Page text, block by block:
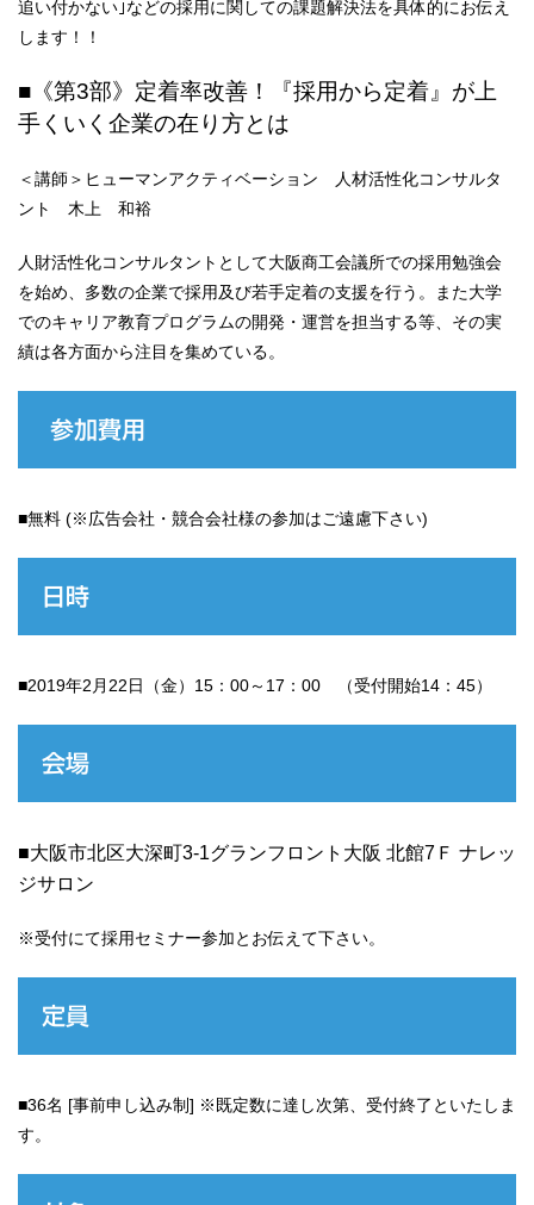
追い付かない｣などの採用に関しての課題解決法を具体的にお伝え
します！！
■《第3部》定着率改善！『採用から定着』が上
手くいく企業の在り方とは
＜講師＞ヒューマンアクティベーション 人材活性化コンサルタ
ント 木上 和裕
人財活性化コンサルタントとして大阪商工会議所での採用勉強会
を始め、多数の企業で採用及び若手定着の支援を行う。また大学
でのキャリア教育プログラムの開発・運営を担当する等、その実
績は各方面から注目を集めている。
参加費用
■無料 (※広告会社・競合会社様の参加はご遠慮下さい)
日時
■2019年2月22日（金）15：00～17：00 （受付開始14：45）
会場
■大阪市北区大深町3-1グランフロント大阪 北館7Ｆ ナレッ
ジサロン
※受付にて採用セミナー参加とお伝えて下さい。
定員
■36名 [事前申し込み制] ※既定数に達し次第、受付終了といたしま
す。